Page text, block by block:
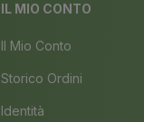
IL MIO CONTO
Il Mio Conto
Storico Ordini
Identità